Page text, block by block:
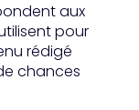
aux
pour
rédigé
chances